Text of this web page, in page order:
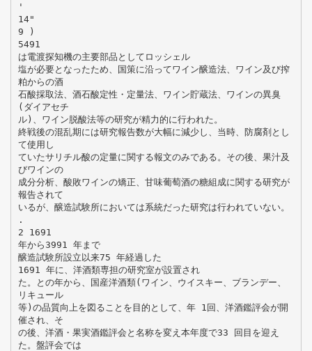
'
14"
9 )
5491
は電渡探知機の主要部品としてロッシェル
塩が必要となったため、国策に沿ってワイン醸造法、ワイン及び搾
粕からの酒
石酸採取法、酒石酸定性・定量法、ワイン貯蔵法、ワインの異臭
(ダイアセチ
ル)、ワイン脱酸法等の研究が精力的に行われた。
終戦後の混乱期には研究報告数が大幅に減少し、当時、防腐剤とし
て使用し
ていたサリチル酸の定量に関する報文のみである。その後、果汁及
びワインの
成分分析、酸敗ワインの矯正、甘味葡萄酒の糖組成に関する研究が
報告されて
いるが、醸造試験所においては系統だった研究は行われていない。
.
2 1691
年から3991 年まで
醸造試験所設立以来75 年経過した
1691 年に、洋酒類専担の研究室が設置され
た。との年から、国産洋酒類(ワイン、ウイスキー、ブランデー、
リキュール
等)の品質向上を図ることを目的として、年 1回、洋酒鑑評会が開
催され、そ
の後、洋酒・果実酒鑑評会と名称を変え本年度で33 回目を迎え
た。盤評会では